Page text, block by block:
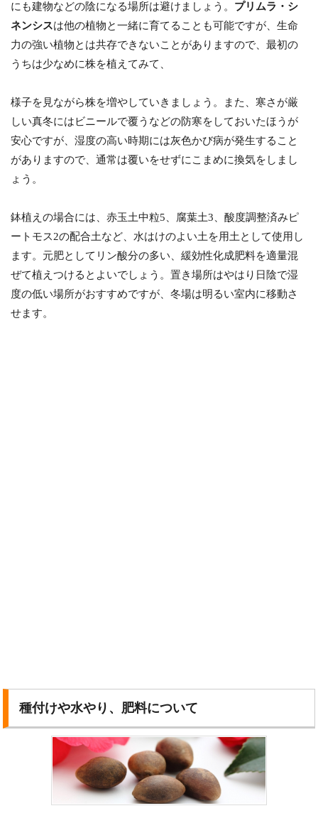
にも建物などの陰になる場所は避けましょう。 プリムラ・シ
ネンシスは他の植物と一緒に育てることも可能ですが、生命
力の強い植物とは共存できないことがありますので、最初の
うちは少なめに株を植えてみて、
様子を見ながら株を増やしていきましょう。また、寒さが厳
しい真冬にはビニールで覆うなどの防寒をしておいたほうが
安心ですが、湿度の高い時期には灰色かび病が発生すること
がありますので、通常は覆いをせずにこまめに換気をしまし
ょう。
鉢植えの場合には、赤玉土中粒5、腐葉土3、酸度調整済みピ
ートモス2の配合土など、水はけのよい土を用土として使用し
ます。元肥としてリン酸分の多い、緩効性化成肥料を適量混
ぜて植えつけるとよいでしょう。置き場所はやはり日陰で湿
度の低い場所がおすすめですが、冬場は明るい室内に移動さ
せます。
種付けや水やり、肥料について